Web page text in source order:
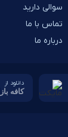
سوالی دارید
تماس با ما
درباره ما
دانلود از
کافه